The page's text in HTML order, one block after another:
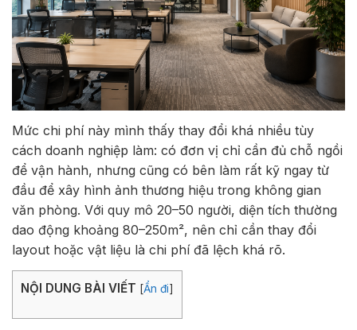
Mức chi phí này mình thấy thay đổi khá nhiều tùy
cách doanh nghiệp làm: có đơn vị chỉ cần đủ chỗ ngồi
để vận hành, nhưng cũng có bên làm rất kỹ ngay từ
đầu để xây hình ảnh thương hiệu trong không gian
văn phòng. Với quy mô 20–50 người, diện tích thường
dao động khoảng 80–250m², nên chỉ cần thay đổi
layout hoặc vật liệu là chi phí đã lệch khá rõ.
NỘI DUNG BÀI VIẾT [Ẩn đi]